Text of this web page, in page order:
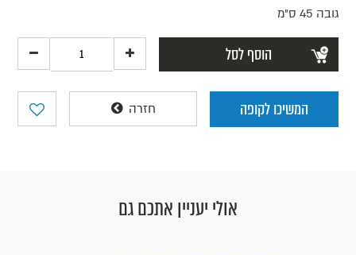
גובה 45 ס"מ
הוסף לסל
המשיכו לקופה חזרה
אולי יעניין אתכם גם